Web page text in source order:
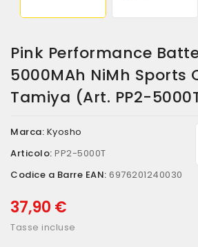
Pink Performance
5000MAh NiMh Sports
Tamiya (art. PP2-
Marca: Kyosho
Articolo: PP2-5000T
Codice a Barre EAN: 6976201240030
37,90 €
Tasse incluse